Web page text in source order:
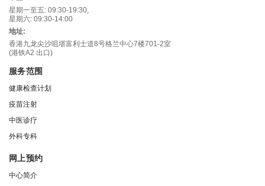
星期一至五: 09:30-19:30,
星期六: 09:30-14:00
地址:
香港九龙尖沙咀堪富利士道8号格兰中心7楼701-2室
(港铁A2 出口)
服务范围
健康检查计划
疫苗注射
中医诊疗
外科专科
网上预约
中心简介